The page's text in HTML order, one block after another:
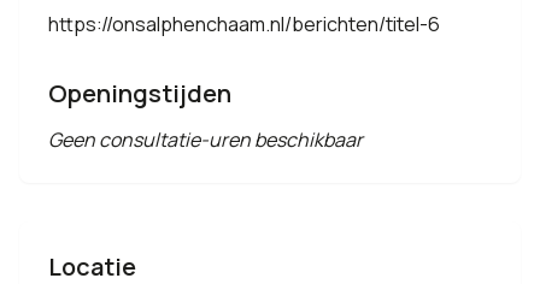
https://onsalphenchaam.nl/berichten/titel-6
Openingstijden
Geen consultatie-uren beschikbaar
Locatie